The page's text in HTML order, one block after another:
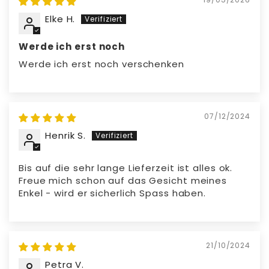
Hergestellt aus strapazierfähigem ABS
und Elektronik
Elke H.
Werde ich erst noch
Werde ich erst noch verschenken
07/12/2024
Henrik S.
Bis auf die sehr lange Lieferzeit ist alles ok.
Freue mich schon auf das Gesicht meines
Enkel - wird er sicherlich Spass haben.
21/10/2024
Petra V.